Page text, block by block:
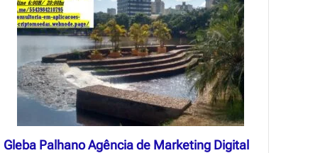
Gleba Palhano Agência de Marketing Digital